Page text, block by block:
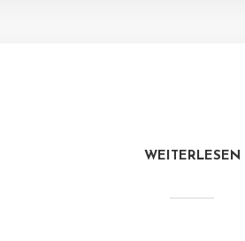
WEITERLESEN